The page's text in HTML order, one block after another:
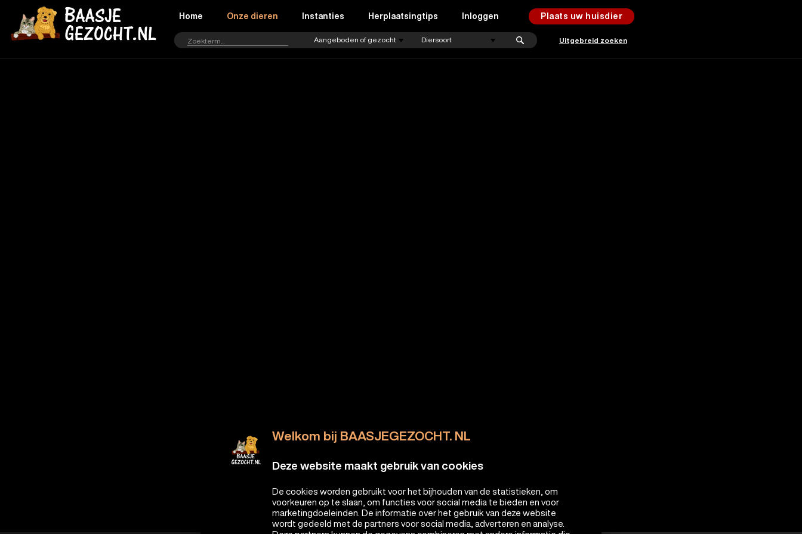
Welkom bij BAASJEGEZOCHT. NL
Deze website maakt gebruik van cookies
De cookies worden gebruikt voor het bijhouden van de statistieken, om
voorkeuren op te slaan, om functies voor social media te bieden en voor
marketingdoeleinden. De informatie over het gebruik van deze website
wordt gedeeld met de partners voor social media, adverteren en analyse.
Home Onze dieren Instanties Herplaatsingtips Inloggen Plaats uw huisdier
Uitgebreid zoeken